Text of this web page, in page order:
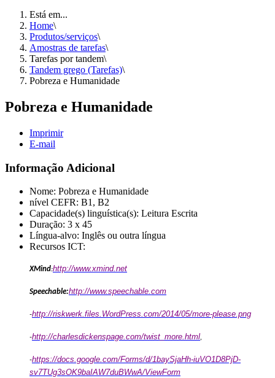
Está em...
Home\
Produtos/serviços\
Amostras de tarefas\
Tarefas por tandem\
Tandem grego (Tarefas)\
Pobreza e Humanidade
Pobreza e Humanidade
Imprimir
E-mail
Informação Adicional
Nome: Pobreza e Humanidade
nível CEFR: B1, B2
Capacidade(s) linguística(s): Leitura Escrita
Duração: 3 x 45
Língua-alvo: Inglês ou outra língua
Recursos ICT:
XMind:http://www.xmind.net
Speechable:http://www.speechable.com
-http://riskwerk.files.WordPress.com/2014/05/more-please.png
-http://charlesdickenspage.com/twist_more.html,
-https://docs.google.com/Forms/d/1baySjaHh-iuVO1D8PjD-
sv7TUg3sOK9baIAW7duBWwA/ViewForm